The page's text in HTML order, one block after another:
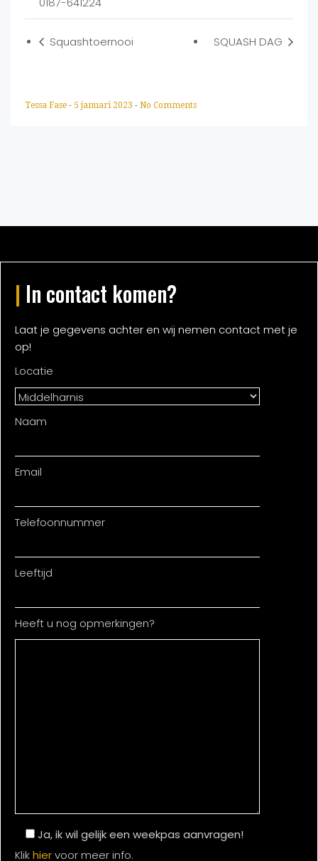
Squashtoernooi SQUASH DAG
Tessa Fase - 5 januari 2023 - No Comments
| In contact komen?
Laat je gegevens achter en wij nemen contact met je
op!
Locatie
Naam
Email
Telefoonnummer
Leeftijd
Heeft u nog opmerkingen?
Ja, ik wil gelijk een weekpas aanvragen!
Klikhiervoor meer info.